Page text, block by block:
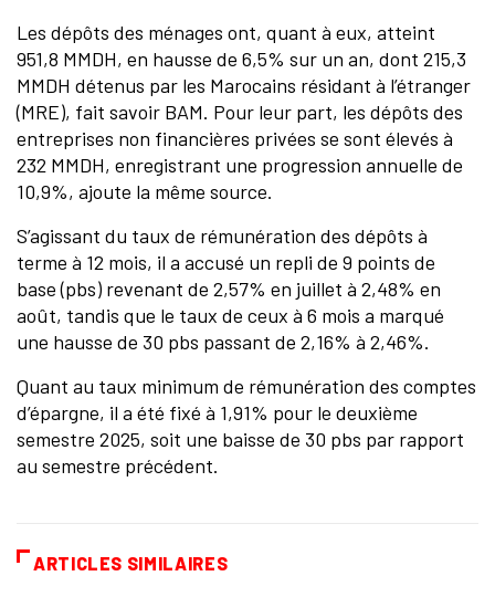
Les dépôts des ménages ont, quant à eux, atteint
951,8 MMDH, en hausse de 6,5% sur un an, dont 215,3
MMDH détenus par les Marocains résidant à l’étranger
(MRE), fait savoir BAM. Pour leur part, les dépôts des
entreprises non financières privées se sont élevés à
232 MMDH, enregistrant une progression annuelle de
10,9%, ajoute la même source.
S’agissant du taux de rémunération des dépôts à
terme à 12 mois, il a accusé un repli de 9 points de
base (pbs) revenant de 2,57% en juillet à 2,48% en
août, tandis que le taux de ceux à 6 mois a marqué
une hausse de 30 pbs passant de 2,16% à 2,46%.
Quant au taux minimum de rémunération des comptes
d’épargne, il a été fixé à 1,91% pour le deuxième
semestre 2025, soit une baisse de 30 pbs par rapport
au semestre précédent.
ARTICLES SIMILAIRES